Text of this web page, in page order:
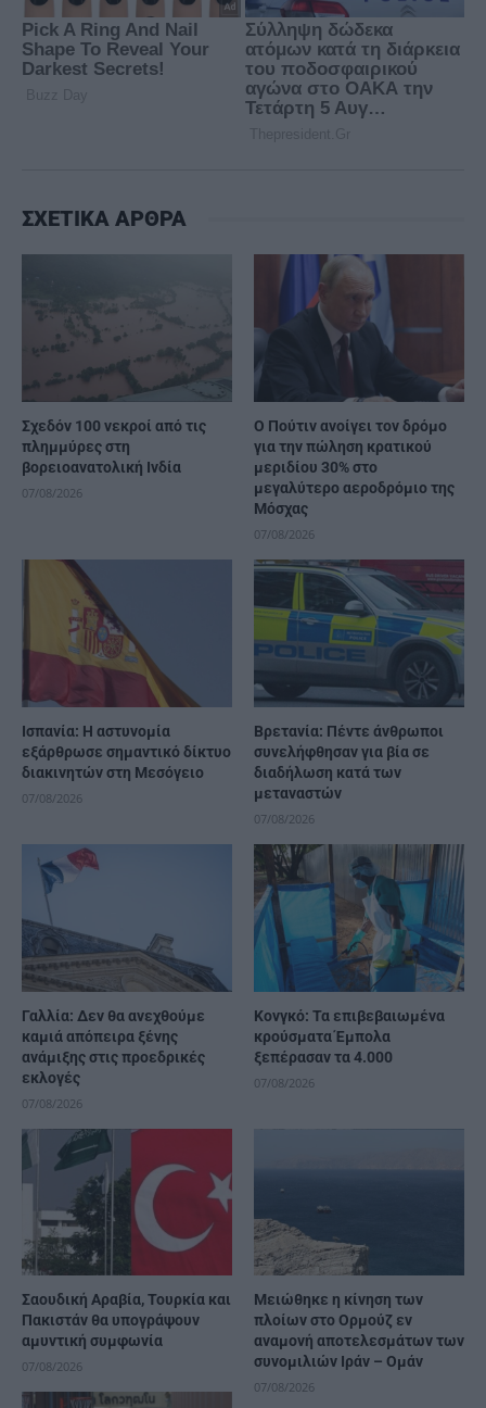
ΣΧΕΤΙΚΑ ΑΡΘΡΑ
Σχεδόν 100 νεκροί από τις
πλημμύρες στη
βορειοανατολική Ινδία
07/08/2026
Ο Πούτιν ανοίγει τον δρόμο
για την πώληση κρατικού
μεριδίου 30% στο
μεγαλύτερο αεροδρόμιο της
Μόσχας
07/08/2026
Ισπανία: Η αστυνομία
εξάρθρωσε σημαντικό δίκτυο
διακινητών στη Μεσόγειο
07/08/2026
Βρετανία: Πέντε άνθρωποι
συνελήφθησαν για βία σε
διαδήλωση κατά των
μεταναστών
07/08/2026
Γαλλία: Δεν θα ανεχθούμε
καμιά απόπειρα ξένης
ανάμιξης στις προεδρικές
εκλογές
07/08/2026
Κονγκό: Τα επιβεβαιωμένα
κρούσματα Έμπολα
ξεπέρασαν τα 4.000
07/08/2026
Σαουδική Αραβία, Τουρκία και
Πακιστάν θα υπογράψουν
αμυντική συμφωνία
07/08/2026
Μειώθηκε η κίνηση των
πλοίων στο Ορμούζ εν
αναμονή αποτελεσμάτων των
συνομιλιών Ιράν – Ομάν
07/08/2026